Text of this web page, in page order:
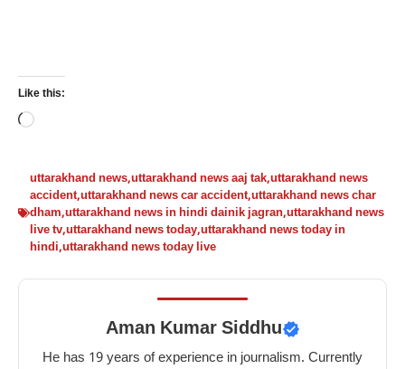
Like this:
Loading…
uttarakhand news,uttarakhand news aaj tak,uttarakhand news
accident,uttarakhand news car accident,uttarakhand news char
dham,uttarakhand news in hindi dainik jagran,uttarakhand news
live tv,uttarakhand news today,uttarakhand news today in
hindi,uttarakhand news today live
Aman Kumar Siddhu
He has 19 years of experience in journalism. Currently